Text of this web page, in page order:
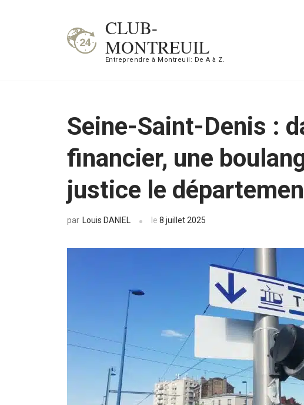
CLUB-
MONTREUIL
Entreprendre à Montreuil: De A à Z.
Seine-Saint-Denis :
financier, une
justice le
par Louis DANIEL le 8 juillet 2025